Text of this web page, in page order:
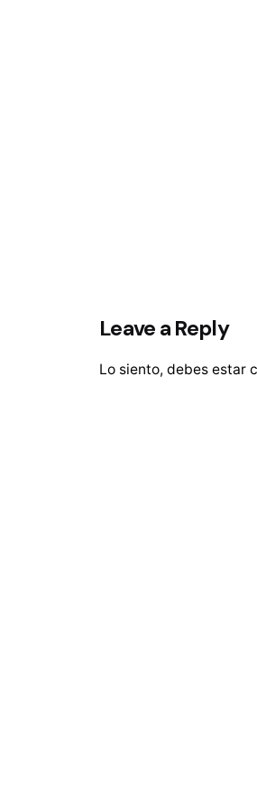
Leave a Reply
Lo siento, debes estar